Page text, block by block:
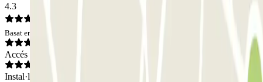
4.3
Basat en 1 opinions
Accés
Instal·lacions